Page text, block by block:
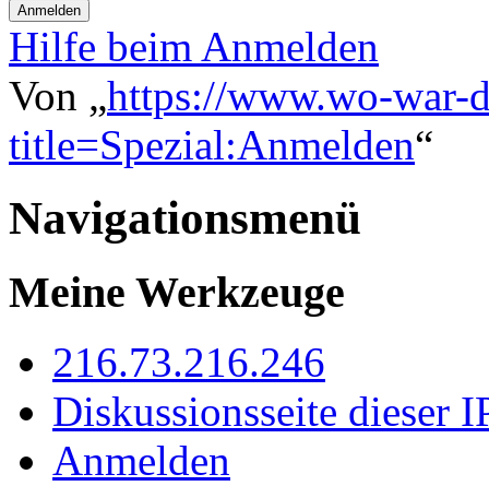
Hilfe beim Anmelden
Von „https://www.wo-war-
title=Spezial:Anmelden“
Navigationsmenü
Meine Werkzeuge
216.73.216.246
Diskussionsseite dieser
Anmelden